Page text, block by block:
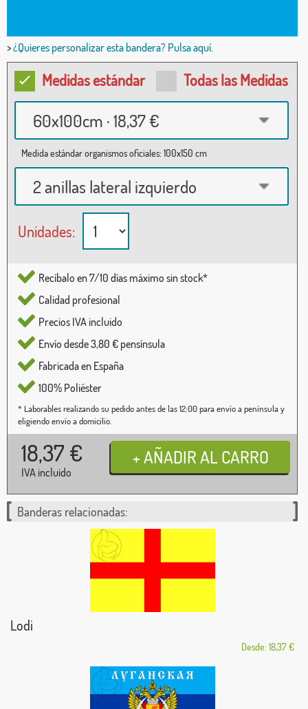
>¿Quieres personalizar esta bandera? Pulsa aquí.
Medidas estándar Todas las Medidas
60x100cm · 18,37 €
Medida estándar organismos oficiales: 100x150 cm
2 anillas lateral izquierdo
Unidades:
Recíbalo en 7/10 días máximo sin stock*
Calidad profesional
Precios IVA incluido
Envío desde 3,80 € pensínsula
Fabricada en España
100% Poliéster
* Laborables realizando su pedido antes de las 12:00 para envío a península y
eligiendo envío a domicilio.
18,37 €
IVA incluido
Banderas relacionadas:
Lodi
Desde: 18,37 €